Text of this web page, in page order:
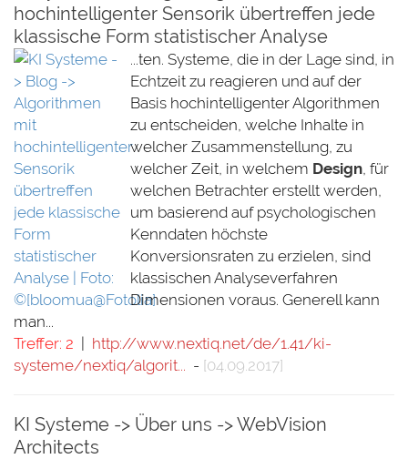
hochintelligenter Sensorik übertreffen jede
klassische Form statistischer Analyse
...ten. Systeme, die in der Lage sind, in
Echtzeit zu reagieren und auf der
Basis hochintelligenter Algorithmen
zu entscheiden, welche Inhalte in
welcher Zusammenstellung, zu
welcher Zeit, in welchem Design, für
welchen Betrachter erstellt werden,
um basierend auf psychologischen
Kenndaten höchste
Konversionsraten zu erzielen, sind
klassischen Analyseverfahren
Dimensionen voraus. Generell kann
man...
Treffer: 2
http://www.nextiq.net/de/1.41/ki-
systeme/nextiq/algorit... - [04.09.2017]
KI Systeme -> Über uns -> WebVision
Architects